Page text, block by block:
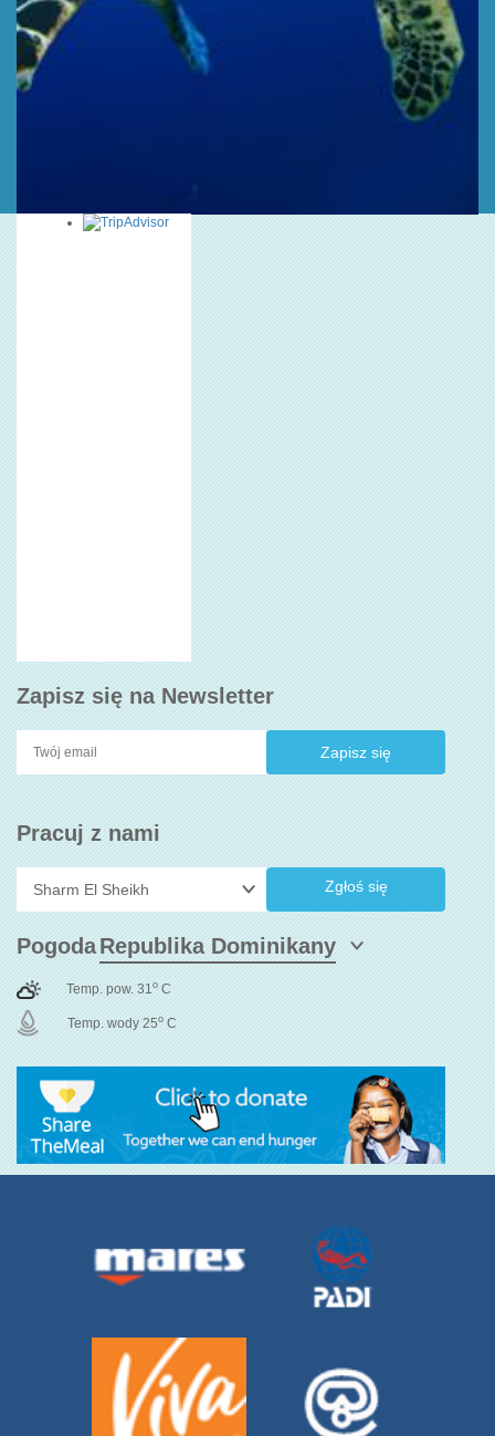
Zapisz się na Newsletter
Pracuj z nami
Zgłoś się
Pogoda
Temp. pow. 31 o C
Temp. wody 25o C